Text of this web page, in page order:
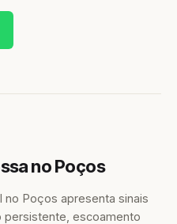
no Poços
no Poços apresenta sinais
escoamento